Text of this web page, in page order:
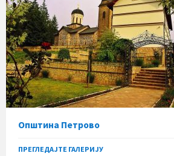
Општина Петрово
ПРЕГЛЕДАЈТЕ ГАЛЕРИЈУ